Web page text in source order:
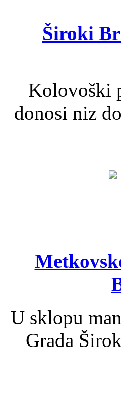
Široki
Kolovoški
donosi niz
U sklopu
Grada